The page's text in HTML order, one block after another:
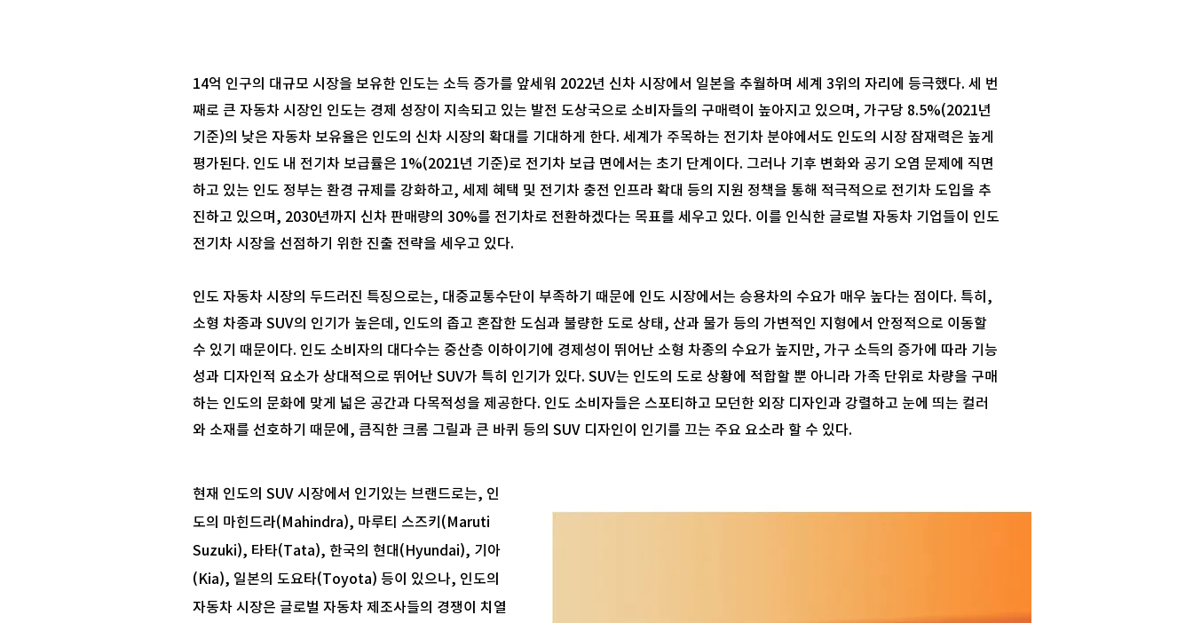
14억 인구의 대규모 시장을 보유한 인도는 소득 증가를 앞세워 2022년 신차 시장에서 일본을 추월하며 세계 3위의 자리에 등극했다. 세 번
째로 큰 자동차 시장인 인도는 경제 성장이 지속되고 있는 발전 도상국으로 소비자들의 구매력이 높아지고 있으며, 가구당 8.5%(2021년
기준)의 낮은 자동차 보유율은 인도의 신차 시장의 확대를 기대하게 한다. 세계가 주목하는 전기차 분야에서도 인도의 시장 잠재력은 높게
평가된다. 인도 내 전기차 보급률은 1%(2021년 기준)로 전기차 보급 면에서는 초기 단계이다. 그러나 기후 변화와 공기 오염 문제에 직면
하고 있는 인도 정부는 환경 규제를 강화하고, 세제 혜택 및 전기차 충전 인프라 확대 등의 지원 정책을 통해 적극적으로 전기차 도입을 추
진하고 있으며, 2030년까지 신차 판매량의 30%를 전기차로 전환하겠다는 목표를 세우고 있다. 이를 인식한 글로벌 자동차 기업들이 인도
전기차 시장을 선점하기 위한 진출 전략을 세우고 있다.
인도 자동차 시장의 두드러진 특징으로는, 대중교통수단이 부족하기 때문에 인도 시장에서는 승용차의 수요가 매우 높다는 점이다. 특히,
소형 차종과 SUV의 인기가 높은데, 인도의 좁고 혼잡한 도심과 불량한 도로 상태, 산과 물가 등의 가변적인 지형에서 안정적으로 이동할
수 있기 때문이다. 인도 소비자의 대다수는 중산층 이하이기에 경제성이 뛰어난 소형 차종의 수요가 높지만, 가구 소득의 증가에 따라 기능
성과 디자인적 요소가 상대적으로 뛰어난 SUV가 특히 인기가 있다. SUV는 인도의 도로 상황에 적합할 뿐 아니라 가족 단위로 차량을 구매
하는 인도의 문화에 맞게 넓은 공간과 다목적성을 제공한다. 인도 소비자들은 스포티하고 모던한 외장 디자인과 강렬하고 눈에 띄는 컬러
와 소재를 선호하기 때문에, 큼직한 크롬 그릴과 큰 바퀴 등의 SUV 디자인이 인기를 끄는 주요 요소라 할 수 있다.
현재 인도의 SUV 시장에서 인기있는 브랜드로는, 인
도의 마힌드라(Mahindra), 마루티 스즈키(Maruti
Suzuki), 타타(Tata), 한국의 현대(Hyundai), 기아
(Kia), 일본의 도요타(Toyota) 등이 있으나, 인도의
자동차 시장은 글로벌 자동차 제조사들의 경쟁이 치열